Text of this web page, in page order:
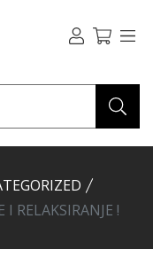
I RELAKSIRANJE !